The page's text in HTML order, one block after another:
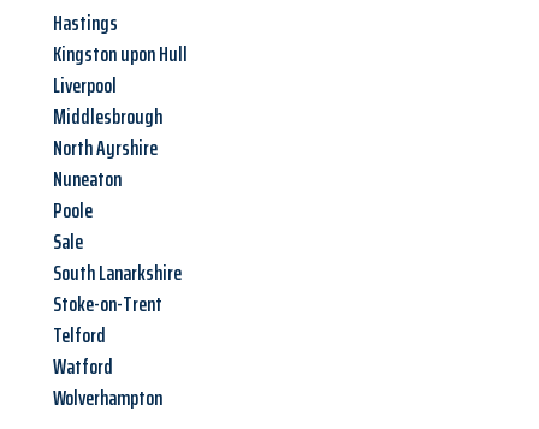
Hastings
Kingston upon Hull
Liverpool
Middlesbrough
North Ayrshire
Nuneaton
Poole
Sale
South Lanarkshire
Stoke-on-Trent
Telford
Watford
Wolverhampton